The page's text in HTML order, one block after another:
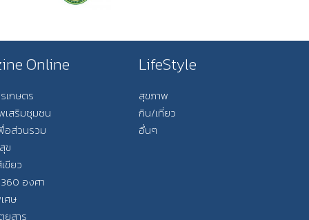
Online
เกษตร
เสริมชุมชน
อส่วนรวม
ข
ขียว
องศา
ศษ
ยสาร
LifeStyle
สุขภาพ
กิน/เที่ยว
อื่นๆ